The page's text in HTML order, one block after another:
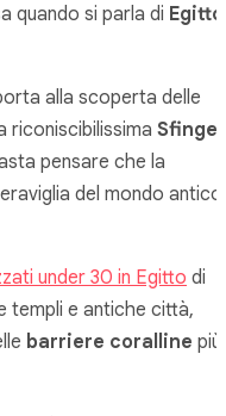
quando si parla di Egitto
alla scoperta delle
riconiscibilissima Sfinge
pensare che la
del mondo antico
under 30 in Egitto di
templi e antiche città,
barriere coralline più